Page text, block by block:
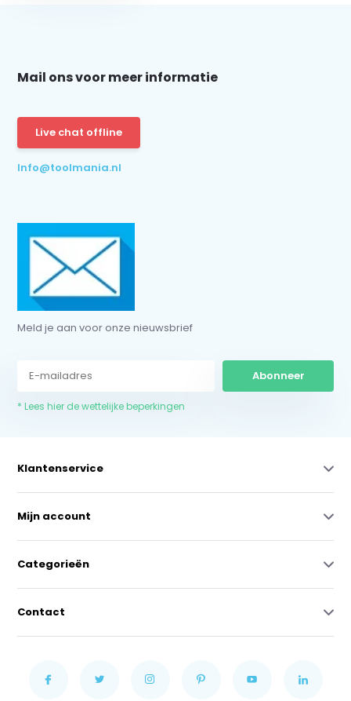
Mail ons voor meer informatie
Live chat offline
Info@toolmania.nl
Meld je aan voor onze nieuwsbrief
Abonneer
* Lees hier de wettelijke beperkingen
Klantenservice
Mijn account
Categorieën
Contact
Abonneer
* Lees hier de wettelijke beperkingen